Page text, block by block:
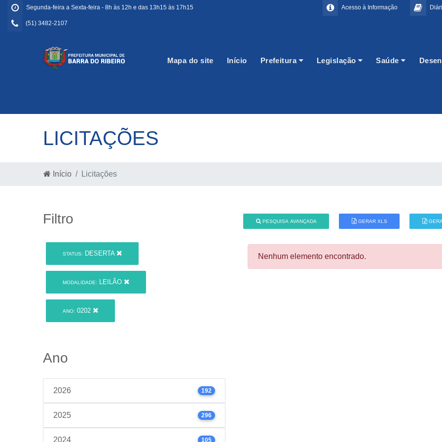
Segunda-feira a Sexta-feira - 8h às 12h e das 13h15 às 17h15
(51) 3482-2107
Acesso à Informação
Mapa do site Início Prefeitura Legislação Saúde
LICITAÇÕES
Início Licitações
Filtro
STATUS: DESERTA
MODALIDADE: LEILÃO
ANO: 0202
Ano
2026 192
2025 296
2024 105
PESQUISA AVANÇADA GERAR XLS
Nenhum elemento encontrado.